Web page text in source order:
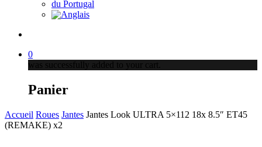
0
was successfully added to your cart.
Panier
Accueil Roues Jantes Jantes Look ULTRA 5×112 18x 8.5″ ET45
(REMAKE) x2